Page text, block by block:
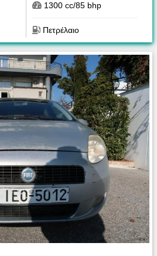
1300 cc/85 bhp
Πετρέλαιο